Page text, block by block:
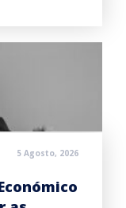
5 Agosto, 2026